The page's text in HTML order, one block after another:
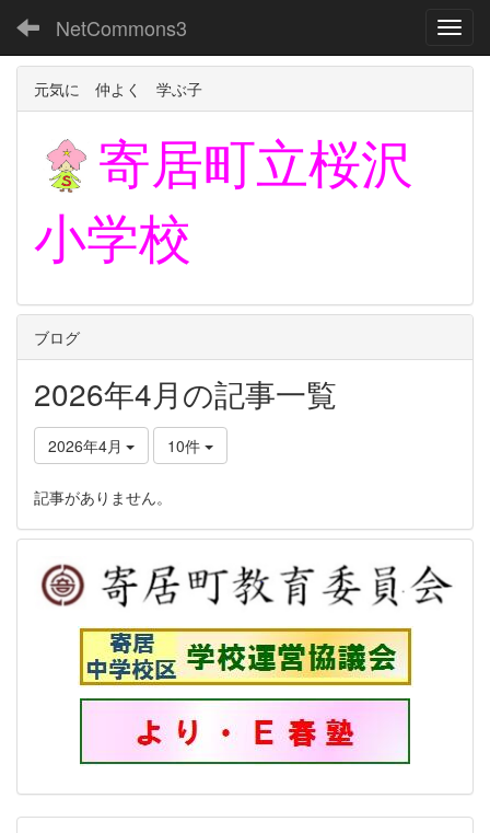
NetCommons3
元気に 仲よく 学ぶ子
寄居町立桜沢
小学校
ブログ
2026年4月の記事一覧
2026年4月 10件
記事がありません。